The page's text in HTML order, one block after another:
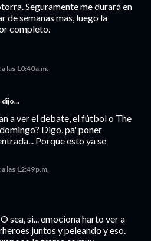
Seguramente me durará en
de semanas mas, luego la
completo.
las 10:40 a.m.
dijo…
a ver el debate, el fútbol o The
Digo, pa' poner
Porque esto ya se
las 12:49 p.m.
sea, si... emociona harto ver a
juntos y peleando y eso.